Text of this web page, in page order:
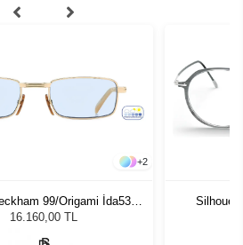
+2
99/Origami İda53
Güneş Gözlüğü
16.160,00 TL